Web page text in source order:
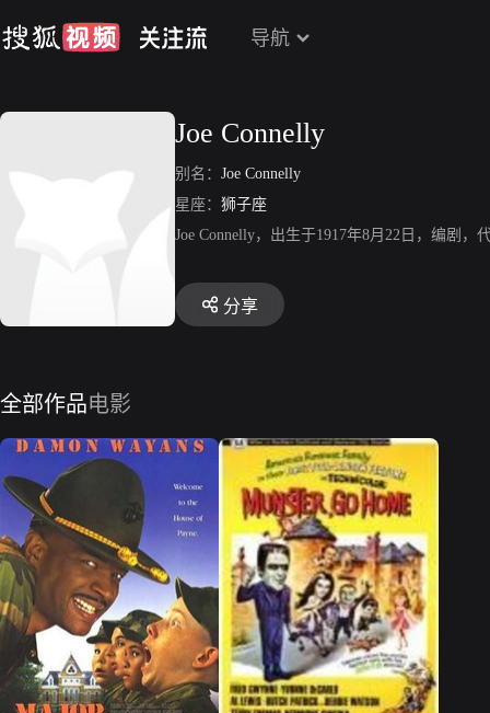
导航
Joe Connelly
别名： Joe Connelly
星座： 狮子座
Joe Connelly，出生于1917年8月22日，编剧
分享
全部作品电影